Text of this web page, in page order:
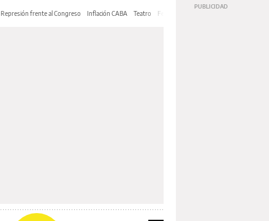
Represión frente al Congreso Inflación CABA Teatro Feria de Editores